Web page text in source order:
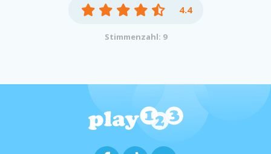
4.4
Stimmenzahl: 9